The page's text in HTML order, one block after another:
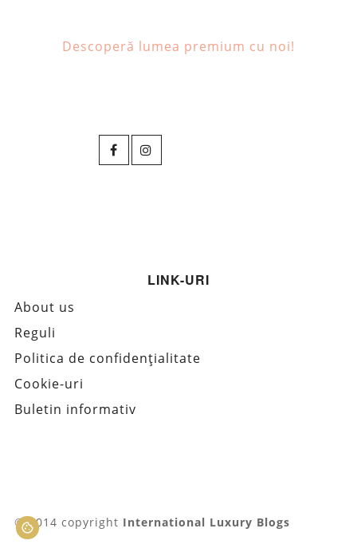
Descoperă lumea premium cu noi!
LINK-URI
About us
Reguli
Politica de confidențialitate
Cookie-uri
Buletin informativ
© 2014 copyright International Luxury Blogs